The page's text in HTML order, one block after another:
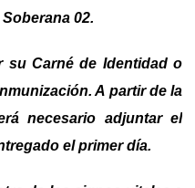
02.
su Carné de Identidad o
A partir de la
necesario adjuntar el
el primer día.